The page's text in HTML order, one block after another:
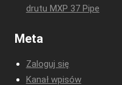
drutu MXP 37 Pipe
Meta
Zaloguj się
Kanał wpisów